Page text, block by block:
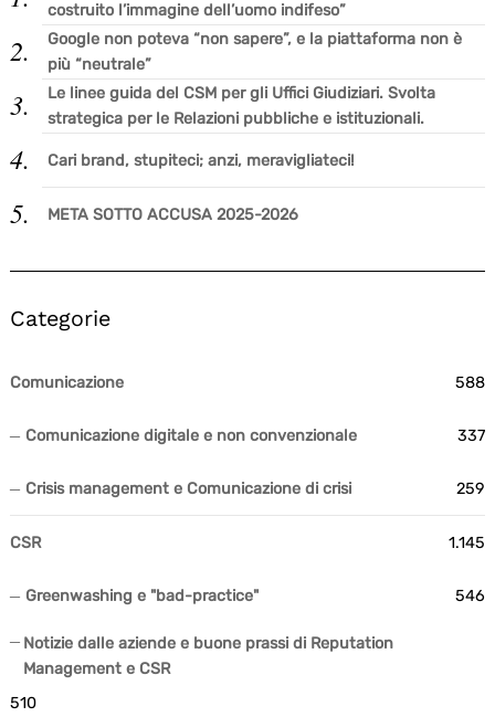
costruito l’immagine dell’uomo indifeso”
Google non poteva “non sapere”, e la piattaforma non è
più “neutrale”
Le linee guida del CSM per gli Uffici Giudiziari. Svolta
strategica per le Relazioni pubbliche e istituzionali.
Cari brand, stupiteci; anzi, meravigliateci!
META SOTTO ACCUSA 2025-2026
Categorie
Comunicazione 588
Comunicazione digitale e non convenzionale 337
Crisis management e Comunicazione di crisi 259
CSR 1.145
Greenwashing e "bad-practice" 546
Notizie dalle aziende e buone prassi di Reputation
Management e CSR
510